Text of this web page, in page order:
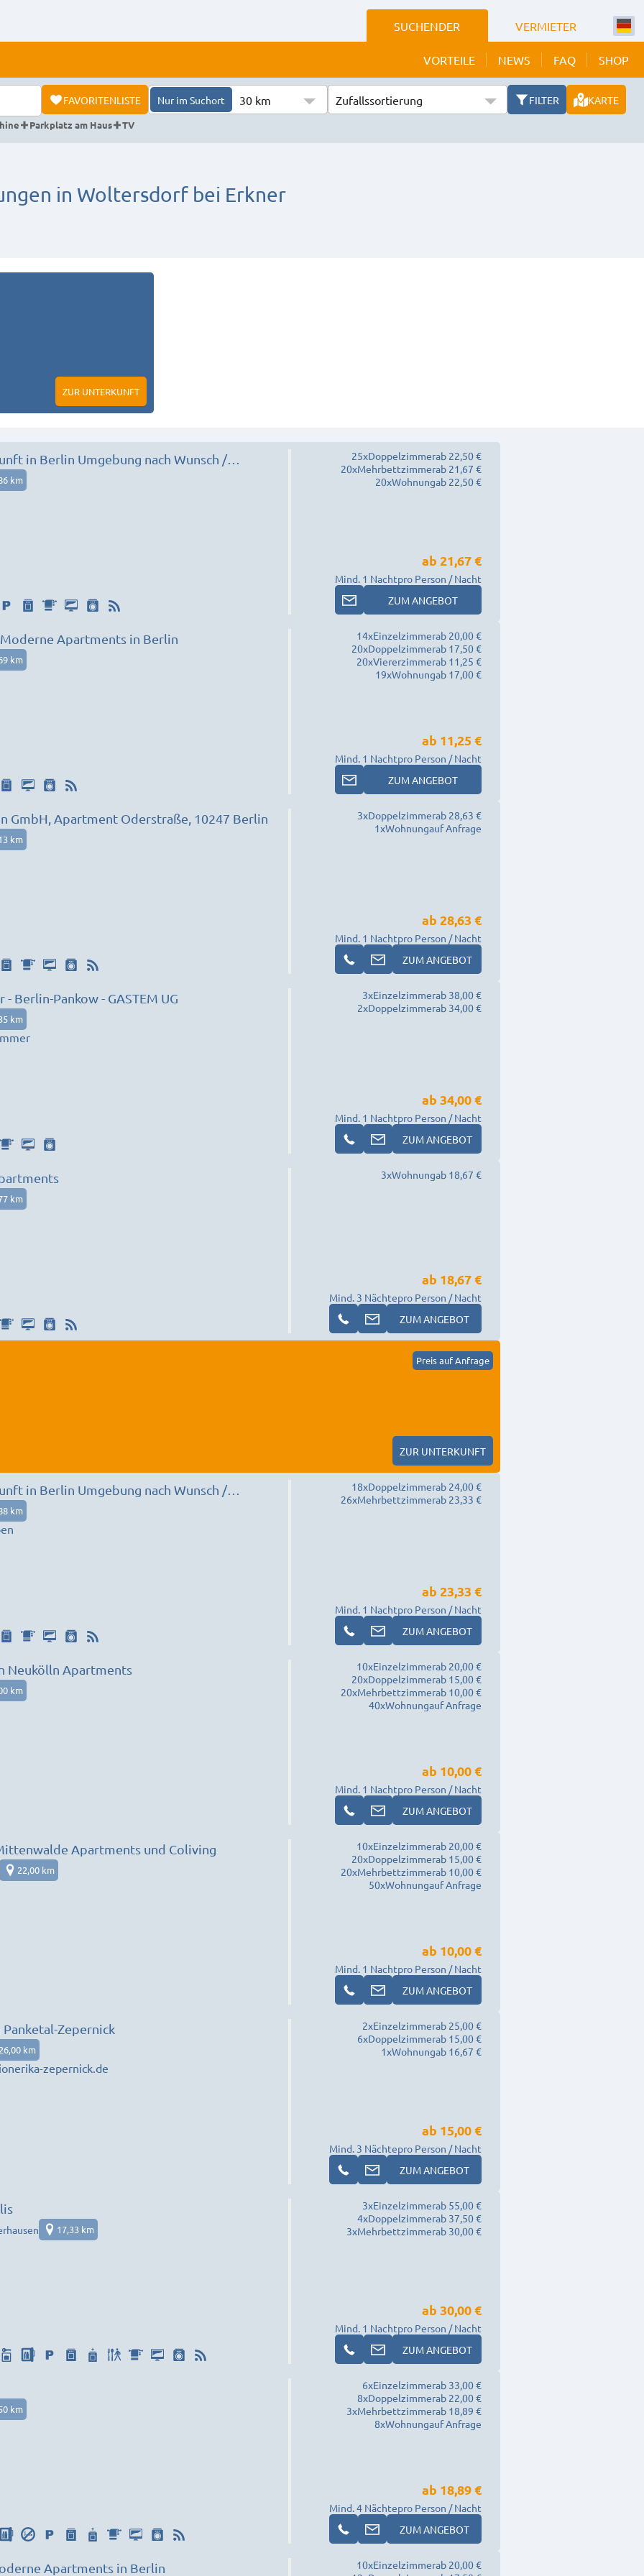
SUCHENDER VERMIETER
VORTEILE NEWS FAQ SHOP
FAVORITENLISTE Nur im Suchort 30 km Zufallssortierung FILTER
KARTE
Parkplatz am Haus TV
in Woltersdorf bei Erkner
ZUR UNTERKUNFT
in Berlin Umgebung nach Wunsch /
km
25xDoppelzimmerab 22,50 €
20xMehrbettzimmerab 21,67 €
20xWohnungab 22,50 €
Mind. 1 Nacht
ab 21,67 €
pro Person / Nacht
ZUM ANGEBOT
Moderne Apartments in Berlin
km
14xEinzelzimmerab 20,00 €
20xDoppelzimmerab 17,50 €
20xViererzimmerab 11,25 €
19xWohnungab 17,00 €
Mind. 1 Nacht
ab 11,25 €
pro Person / Nacht
ZUM ANGEBOT
GmbH, Apartment Oderstraße, 10247 Berlin
km
3xDoppelzimmerab 28,63 €
1xWohnungauf Anfrage
Mind. 1 Nacht
ab 28,63 €
pro Person / Nacht
ZUM ANGEBOT
Berlin-Pankow - GASTEM UG
km
3xEinzelzimmerab 38,00 €
2xDoppelzimmerab 34,00 €
Mind. 1 Nacht
ab 34,00 €
pro Person / Nacht
ZUM ANGEBOT
km
3xWohnungab 18,67 €
Mind. 3 Nächte
ab 18,67 €
pro Person / Nacht
ZUM ANGEBOT
Preis auf Anfrage
ZUR UNTERKUNFT
in Berlin Umgebung nach Wunsch /
km
18xDoppelzimmerab 24,00 €
26xMehrbettzimmerab 23,33 €
Mind. 1 Nacht
ab 23,33 €
pro Person / Nacht
ZUM ANGEBOT
Neukölln Apartments
km
10xEinzelzimmerab 20,00 €
20xDoppelzimmerab 15,00 €
20xMehrbettzimmerab 10,00 €
40xWohnungauf Anfrage
Mind. 1 Nacht
ab 10,00 €
pro Person / Nacht
ZUM ANGEBOT
Apartments und Coliving
22,00 km
10xEinzelzimmerab 20,00 €
20xDoppelzimmerab 15,00 €
20xMehrbettzimmerab 10,00 €
50xWohnungauf Anfrage
Mind. 1 Nacht
ab 10,00 €
pro Person / Nacht
ZUM ANGEBOT
Panketal-Zepernick
26,00 km
zepernick.de
2xEinzelzimmerab 25,00 €
6xDoppelzimmerab 15,00 €
1xWohnungab 16,67 €
Mind. 3 Nächte
ab 15,00 €
pro Person / Nacht
ZUM ANGEBOT
17,33 km
3xEinzelzimmerab 55,00 €
4xDoppelzimmerab 37,50 €
3xMehrbettzimmerab 30,00 €
Mind. 1 Nacht
ab 30,00 €
pro Person / Nacht
ZUM ANGEBOT
km
6xEinzelzimmerab 33,00 €
8xDoppelzimmerab 22,00 €
3xMehrbettzimmerab 18,89 €
8xWohnungauf Anfrage
Mind. 4 Nächte
ab 18,89 €
pro Person / Nacht
ZUM ANGEBOT
Apartments in Berlin 10xEinzelzimmerab 20,00 €